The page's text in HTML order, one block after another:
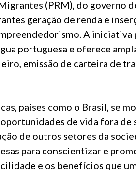
(PRM), do governo
geração de renda e
A iniciativa
portuguesa e oferece
emissão de carteira de
países como o Brasil, se
de vida fora de
de outros setores da
para conscientizar e
e os benefícios que